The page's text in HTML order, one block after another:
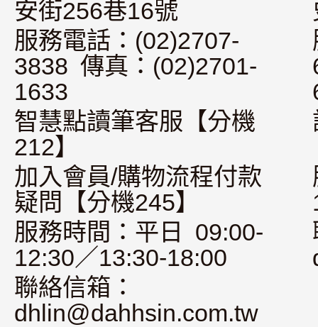
安街256巷16號
服務電話：(02)2707-
3838 傳真：(02)2701-
1633
智慧點讀筆客服【分機
212】
加入會員/購物流程付款
疑問【分機245】
服務時間：平日 09:00-
12:30／13:30-18:00
聯絡信箱：
dhlin@dahhsin.com.tw